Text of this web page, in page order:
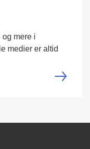
mere i
medier er altid